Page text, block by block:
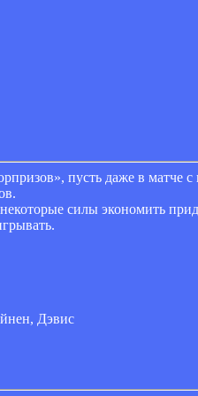
пусть даже в матче
силы экономить
Дэвис